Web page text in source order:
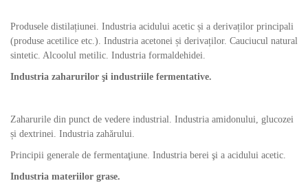
Produsele distilațiunei. Industria acidului acetic și a derivaților principali
(produse acetilice etc.). Industria acetonei și derivaților. Cauciucul natural
sintetic. Alcoolul metilic. Industria formaldehidei.
Industria zaharurilor şi industriile fermentative.
Zaharurile din punct de vedere industrial. Industria amidonului, glucozei
și dextrinei. Industria zahărului.
Principii generale de fermentaţiune. Industria berei şi a acidului acetic.
Industria materiilor grase.